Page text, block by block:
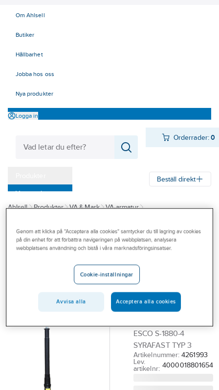
Om Ahlsell
Butiker
Hållbarhet
Jobba hos oss
Nya produkter
Logga in
Orderrader:0
Varumärken
Kampanjer
Outlet
Branscher
Beställ direkt
Ahlsell Produkter VA & Mark
VA-armatur
ESCO
Teleskopgarnityr
slussventiler
Esco S-1880-4,
syrafast
1.50-2.70
ESCO S-1880-4
SYRAFAST TYP 3
Artikelnummer: 4261993
Lev.
artikelnr: 4000018801654
Genom att klicka på "Acceptera alla cookies" samtycker du till lagring av cookies
på din enhet för att förbättra navigeringen på webbplatsen, analysera
webbplatsens användning och bistå i våra marknadsföringsinsatser.
Cookie-inställningar
Avvisa alla Acceptera alla cookies